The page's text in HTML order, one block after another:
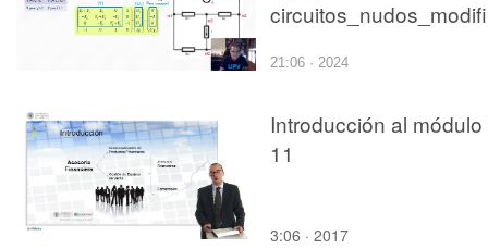
21:06 · 2024
Introducción al módulo
11
3:06 · 2017